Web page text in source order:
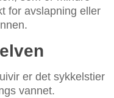
for avslapning eller
er det sykkelstier
vannet.